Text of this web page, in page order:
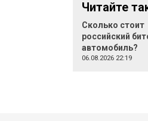
Читайте
Сколько стоит
российский
автомобиль?
06.08.2026 22:19